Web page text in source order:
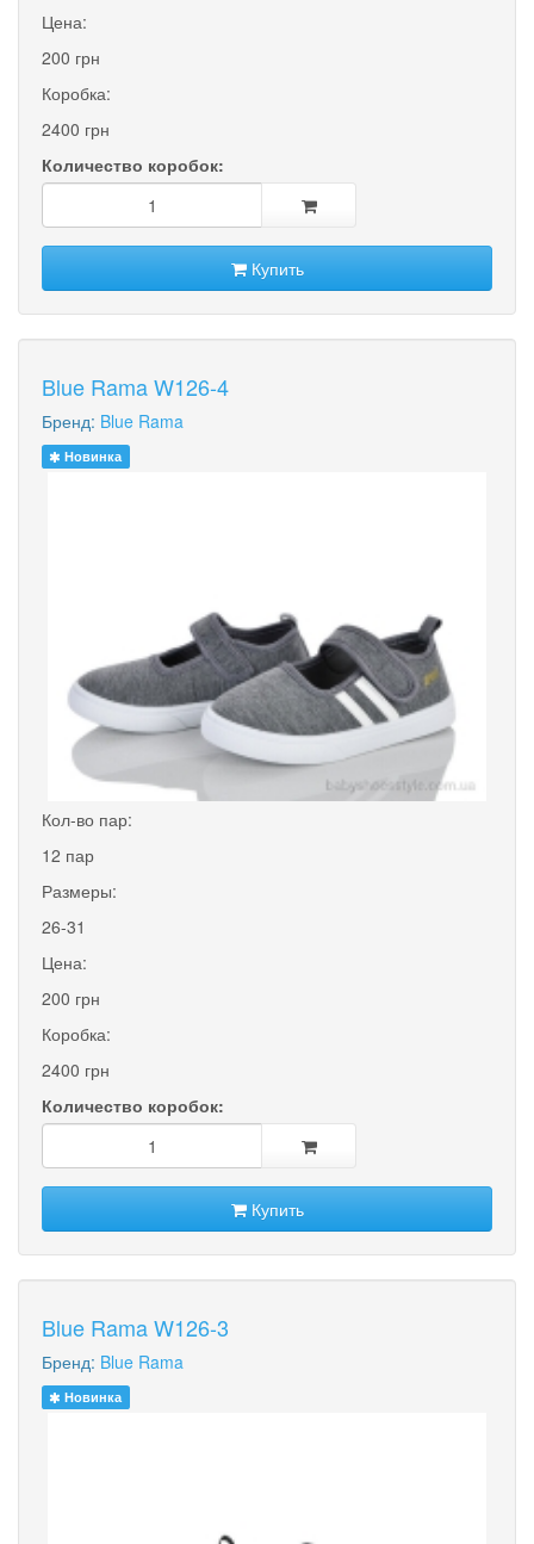
Цена:
200 грн
Коробка:
2400 грн
Количество коробок:
Купить
Blue Rama W126-4
Бренд: Blue Rama
Новинка
Кол-во пар:
12 пар
Размеры:
26-31
Цена:
200 грн
Коробка:
2400 грн
Количество коробок:
Купить
Blue Rama W126-3
Бренд: Blue Rama
Новинка